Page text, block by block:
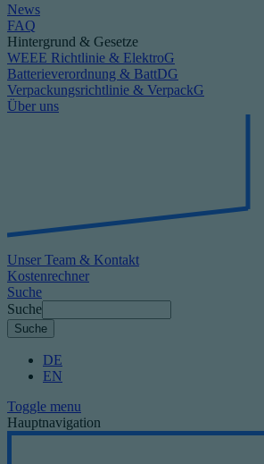
News
FAQ
Hintergrund & Gesetze
WEEE Richtlinie & ElektroG
Batterieverordnung & BattDG
Verpackungsrichtlinie & VerpackG
Über uns
Unser Team & Kontakt
Kostenrechner
Suche
Suche
DE
EN
Toggle menu
Hauptnavigation